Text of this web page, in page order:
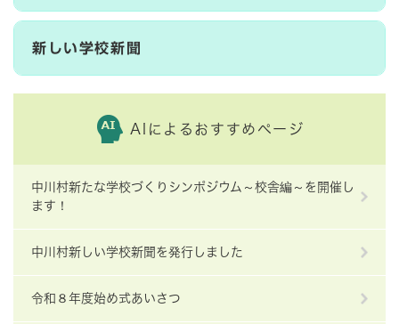
新しい学校新聞
AIによるおすすめページ
中川村新たな学校づくりシンポジウム～校舎編～を開催し
ます！
中川村新しい学校新聞を発行しました
令和８年度始め式あいさつ